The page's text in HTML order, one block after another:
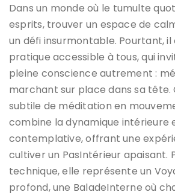
Dans un monde où le tumulte
esprits, trouver un espace de
un défi insurmontable. Pourtant, il
pratique accessible à tous, qui
pleine conscience autrement :
marchant sur place dans sa
subtile de méditation en
combine la dynamique intérieure
contemplative, offrant une
cultiver un PasIntérieur apaisant.
technique, elle représente un
profond, une BaladeInterne où